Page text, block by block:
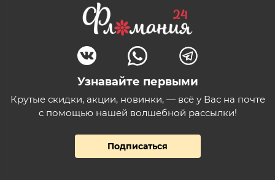
Узнавайте первыми
Крутые скидки, акции, новинки, — всё у Вас на почте
с помощью нашей волшебной рассылки!
Подписаться